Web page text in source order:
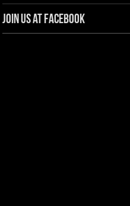
Join us at Facebook